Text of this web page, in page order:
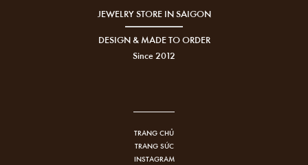
JEWELRY STORE IN SAIGON
DESIGN & MADE TO ORDER
Since 2012
TRANG CHỦ
TRANG SỨC
INSTAGRAM